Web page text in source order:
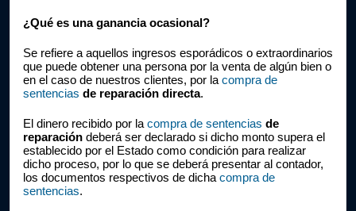
¿Qué es una ganancia ocasional?
Se refiere a aquellos ingresos esporádicos o extraordinarios
que puede obtener una persona por la venta de algún bien o
en el caso de nuestros clientes, por la compra de
sentencias de reparación directa.
El dinero recibido por la compra de sentencias de
reparación deberá ser declarado si dicho monto supera el
establecido por el Estado como condición para realizar
dicho proceso, por lo que se deberá presentar al contador,
los documentos respectivos de dicha compra de
sentencias.